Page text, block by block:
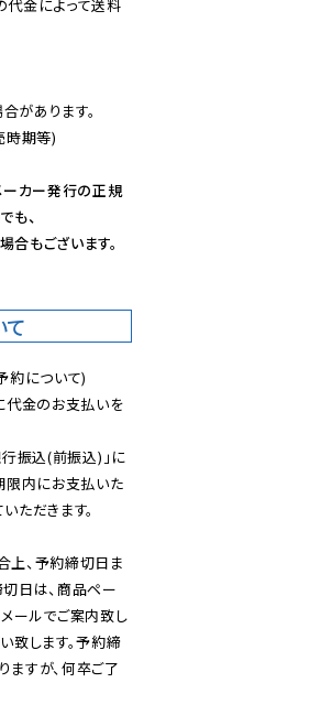
代金によって送料
があります。
時期等)
ーカー発行の正規
も、
もございます。
約について)
代金のお支払いを
行振込(前振込)」に
限内にお支払いた
ただきます。
、予約締切日ま
日は、商品ペー
ールでご案内致し
致します。予約締
すが、何卒ご了